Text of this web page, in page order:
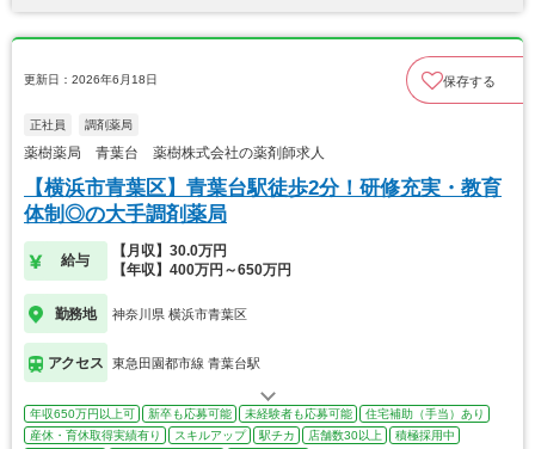
更新日：2026年6月18日 保存する
正社員 調剤薬局
薬樹薬局 青葉台 薬樹株式会社の薬剤師求人
【横浜市青葉区】青葉台駅徒歩2分！研修充実・教育
体制◎の大手調剤薬局
給与
【月収】30.0万円
【年収】400万円～650万円
勤務地 神奈川県 横浜市青葉区
アクセス 東急田園都市線 青葉台駅
年収650万円以上可 新卒も応募可能 未経験者も応募可能
住宅補助（手当）あり
産休・育休取得実績有り
スキルアップ 駅チカ 店舗数30以上
積極採用中